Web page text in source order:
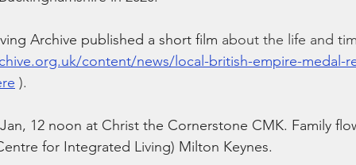
Archive published a short film about the life and
content/news/local-british-empire-medal-
).
12 noon at Christ the Cornerstone CMK. Family
for Integrated Living) Milton Keynes.